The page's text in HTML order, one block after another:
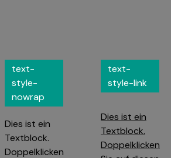
text-
style-
nowrap
Dies ist ein
Textblock.
Doppelklicken
text-
style-link
Dies ist ein
Textblock.
Doppelklicken